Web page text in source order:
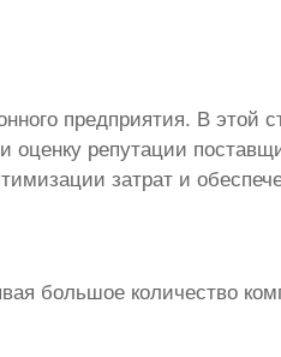
предприятия. В этой
оценку репутации
затрат и
большое количество